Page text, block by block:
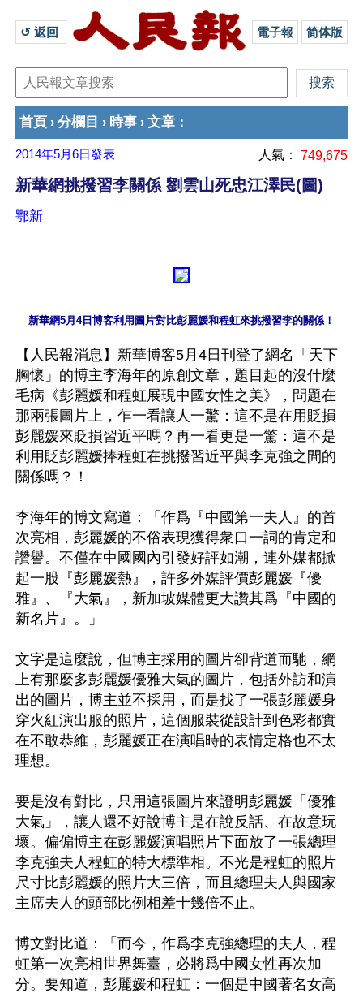
↺ 返回 電子報 简体版
首頁 › 分欄目 › 時事 › 文章 ：
2014年5月6日發表 人氣： 749,675
新華網挑撥習李關係 劉雲山死忠江澤民(圖)
鄂新
新華網5月4日博客利用圖片對比彭麗媛和程虹來挑撥習李的關係！
【人民報消息】新華博客5月4日刊登了網名「天下
胸懷」的博主李海年的原創文章，題目起的沒什麼
毛病《彭麗媛和程虹展現中國女性之美》，問題在
那兩張圖片上，乍一看讓人一驚：這不是在用貶損
彭麗媛來貶損習近平嗎？再一看更是一驚：這不是
利用貶彭麗媛捧程虹在挑撥習近平與李克強之間的
關係嗎？！
李海年的博文寫道：「作爲『中國第一夫人』的首
次亮相，彭麗媛的不俗表現獲得衆口一詞的肯定和
讚譽。不僅在中國國內引發好評如潮，連外媒都掀
起一股『彭麗媛熱』，許多外媒評價彭麗媛『優
雅』、『大氣』，新加坡媒體更大讚其爲『中國的
新名片』。」
文字是這麼說，但博主採用的圖片卻背道而馳，網
上有那麼多彭麗媛優雅大氣的圖片，包括外訪和演
出的圖片，博主並不採用，而是找了一張彭麗媛身
穿火紅演出服的照片，這個服裝從設計到色彩都實
在不敢恭維，彭麗媛正在演唱時的表情定格也不太
理想。
要是沒有對比，只用這張圖片來證明彭麗媛「優雅
大氣」，讓人還不好說博主是在說反話、在故意玩
壞。偏偏博主在彭麗媛演唱照片下面放了一張總理
李克強夫人程虹的特大標準相。不光是程虹的照片
尺寸比彭麗媛的照片大三倍，而且總理夫人與國家
主席夫人的頭部比例相差十幾倍不止。
博文對比道：「而今，作爲李克強總理的夫人，程
虹第一次亮相世界舞臺，必將爲中國女性再次加
分。要知道，彭麗媛和程虹：一個是中國著名女高